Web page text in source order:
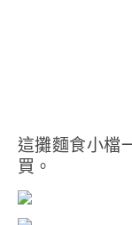
這攤麵食小檔
買。